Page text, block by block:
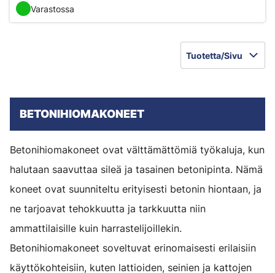
Varastossa
Tuotetta/Sivu
BETONIHIOMAKONEET
Betonihiomakoneet ovat välttämättömiä työkaluja, kun
halutaan saavuttaa sileä ja tasainen betonipinta. Nämä
koneet ovat suunniteltu erityisesti betonin hiontaan, ja
ne tarjoavat tehokkuutta ja tarkkuutta niin
ammattilaisille kuin harrastelijoillekin.
Betonihiomakoneet soveltuvat erinomaisesti erilaisiin
käyttökohteisiin, kuten lattioiden, seinien ja kattojen